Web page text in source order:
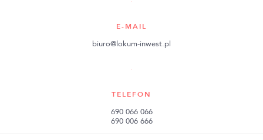
E-MAIL
biuro@lokum-inwest.pl
TELEFON
690 066 066
690 006 666